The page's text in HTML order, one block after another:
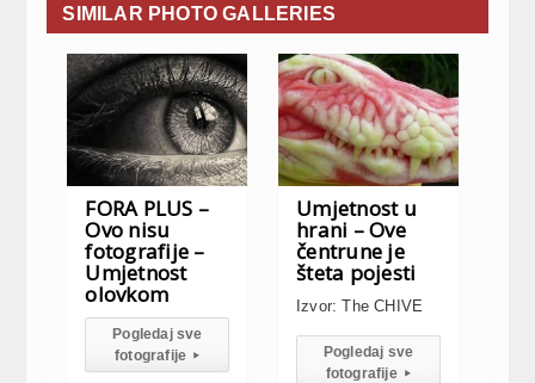
SIMILAR PHOTO GALLERIES
FORA PLUS –
Ovo nisu
fotografije –
Umjetnost
olovkom
Pogledaj sve
fotografije▸
Umjetnost u
hrani – Ove
čentrune je
šteta pojesti
Izvor: The CHIVE
Pogledaj sve
fotografije▸